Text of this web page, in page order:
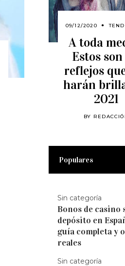
09/12/2020
A toda
Estos
reflejos
harán
2021
BY
Populares
Sin categoría
Bonos de casino
depósito en
guía completa y
reales
Sin categoría